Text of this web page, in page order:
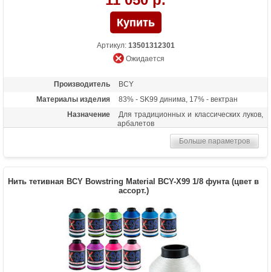
Артикул: 13501312301
Ожидается
Производитель
BCY
Материалы изделия
83% - SK99 динима, 17% - вектран
Назначение
Для традиционных и классических луков,
арбалетов
Больше параметров
Нить тетивная BCY Bowstring Material BCY-X99 1/8 фунта (цвет в
ассорт.)